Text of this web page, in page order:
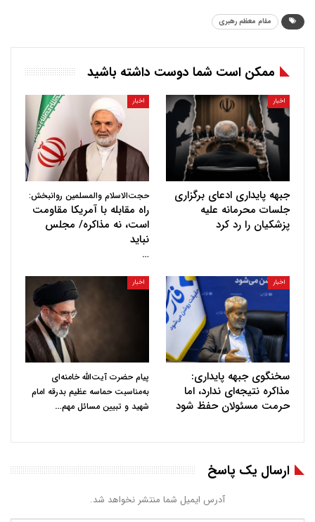
مقام معظم رهبری
ممکن است شما دوست داشته باشید
اخبار
جبهه پایداری ادعای برگزاری
جلسات محرمانه علیه
پزشکیان را رد کرد
اخبار
حجت‌الاسلام والمسلمین روانبخش:
راه مقابله با آمریکا مقاومت
است، نه مذاکره/ مجلس
نباید
…
اخبار
سخنگوی جبهه پایداری:
مذاکره نتیجه‌ای ندارد، اما
حرمت مسئولان حفظ شود
اخبار
پیام حضرت آیت‌الله خامنه‌ای
به‌مناسبت حماسه عظیم بدرقه امام
شهید و تبیین مسائل مهم…
ارسال یک پاسخ
آدرس ایمیل شما منتشر نخواهد شد.